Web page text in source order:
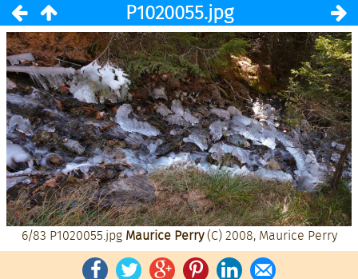
P1020055.jpg
6/83 P1020055.jpg Maurice Perry(C) 2008, Maurice Perry